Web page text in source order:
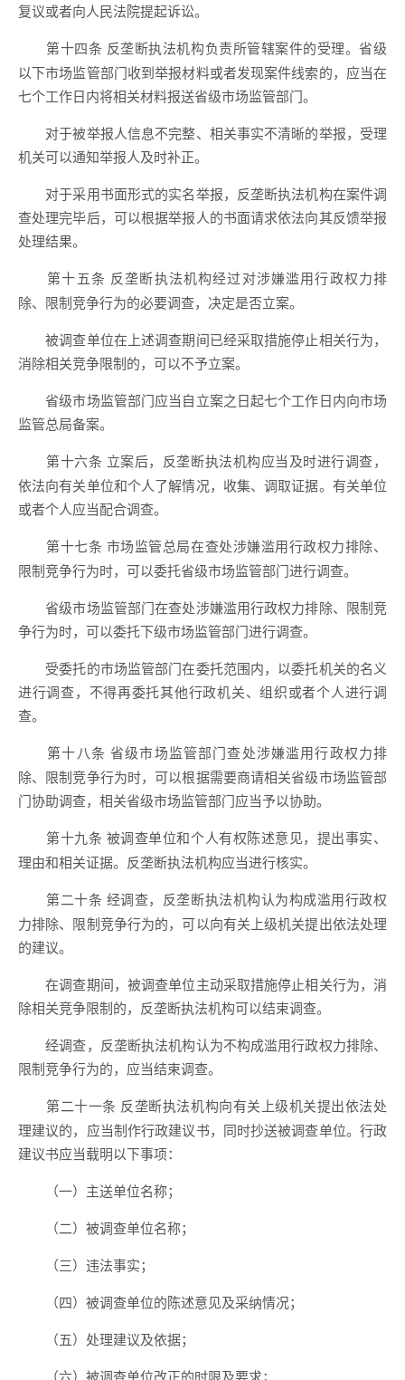
复议或者向人民法院提起诉讼。
第十四条 反垄断执法机构负责所管辖案件的受理。省级
以下市场监管部门收到举报材料或者发现案件线索的，应当在
七个工作日内将相关材料报送省级市场监管部门。
对于被举报人信息不完整、相关事实不清晰的举报，受理
机关可以通知举报人及时补正。
对于采用书面形式的实名举报，反垄断执法机构在案件调
查处理完毕后，可以根据举报人的书面请求依法向其反馈举报
处理结果。
第十五条 反垄断执法机构经过对涉嫌滥用行政权力排
除、限制竞争行为的必要调查，决定是否立案。
被调查单位在上述调查期间已经采取措施停止相关行为，
消除相关竞争限制的，可以不予立案。
省级市场监管部门应当自立案之日起七个工作日内向市场
监管总局备案。
第十六条 立案后，反垄断执法机构应当及时进行调查，
依法向有关单位和个人了解情况，收集、调取证据。有关单位
或者个人应当配合调查。
第十七条 市场监管总局在查处涉嫌滥用行政权力排除、
限制竞争行为时，可以委托省级市场监管部门进行调查。
省级市场监管部门在查处涉嫌滥用行政权力排除、限制竞
争行为时，可以委托下级市场监管部门进行调查。
受委托的市场监管部门在委托范围内，以委托机关的名义
进行调查，不得再委托其他行政机关、组织或者个人进行调
查。
第十八条省级市场监管部门查处涉嫌滥用行政权力排
除、限制竞争行为时，可以根据需要商请相关省级市场监管部
门协助调查，相关省级市场监管部门应当予以协助。
第十九条 被调查单位和个人有权陈述意见，提出事实、
理由和相关证据。反垄断执法机构应当进行核实。
第二十条 经调查，反垄断执法机构认为构成滥用行政权
力排除、限制竞争行为的，可以向有关上级机关提出依法处理
的建议。
在调查期间，被调查单位主动采取措施停止相关行为，消
除相关竞争限制的，反垄断执法机构可以结束调查。
经调查，反垄断执法机构认为不构成滥用行政权力排除、
限制竞争行为的，应当结束调查。
第二十一条 反垄断执法机构向有关上级机关提出依法处
理建议的，应当制作行政建议书，同时抄送被调查单位。行政
建议书应当载明以下事项：
（一）主送单位名称；
（二）被调查单位名称；
（三）违法事实；
（四）被调查单位的陈述意见及采纳情况；
（五）处理建议及依据；
（六）被调查单位改正的时限及要求；